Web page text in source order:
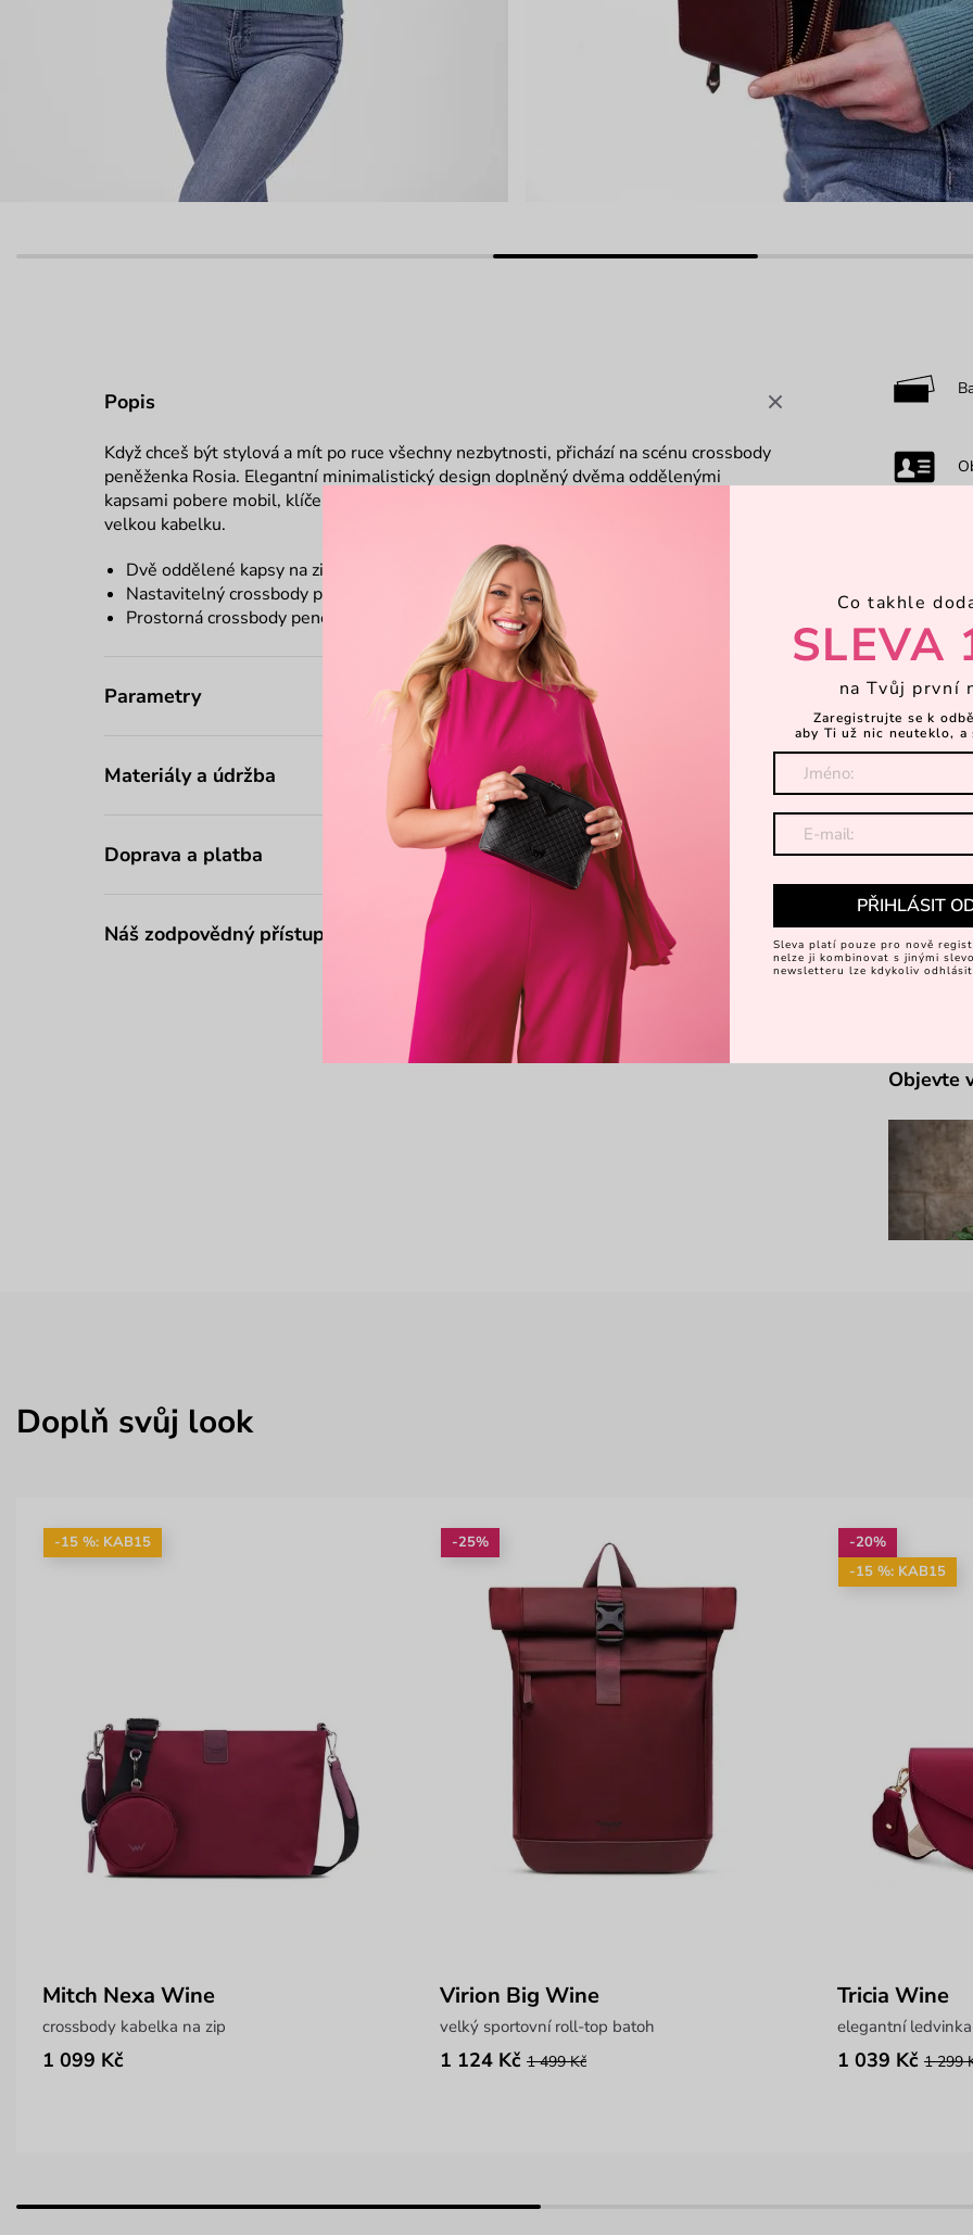
Popis
Když chceš být stylová a mít po ruce všechny nezbytnosti, přichází na scénu crossbody
peněženka Rosia. Elegantní minimalistický design doplněný dvěma oddělenými
kapsami pobere mobil, klíče a třeba i rtěnku. Rosia Ti přijde vhod, když nepotřebuješ
velkou kabelku.
Dvě oddělené kapsy na zip na všechny nezbytnosti
Nastavitelný crossbody popruh
Prostorná crossbody peněženka
Parametry
Materiály a údržba
Doprava a platba
Náš zodpovědný přístup
Objevte
Doplň svůj look
-15 %: KAB15
Mitch Nexa Wine
crossbody kabelka na zip
1 099 Kč
-25%
Virion Big Wine
velký sportovní roll-top batoh
1 124 Kč 1 499 Kč
-20%
-15 %: KAB15
Tricia Wine
elegantní
1 039 Kč 1 299
Co takhle
SLEVA
na Tvůj první
Zaregistrujte se k
aby Ti už nic neuteklo, a
PŘIHLÁSIT
Sleva platí pouze pro nově
nelze ji kombinovat s jinými
newsletteru lze kdykoliv